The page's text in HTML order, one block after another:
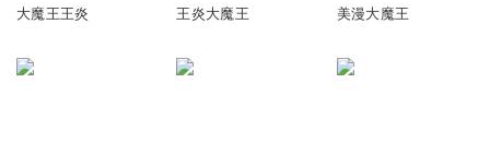
大魔王王炎 王炎大魔王 美漫大魔王